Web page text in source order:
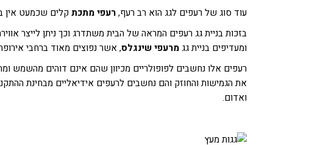
עוד סוג של רעפים לגג הוא רב רעף,רעפי מתכת קלים שכמעט אין
בזכות בניית גג רעפים המראה של הבית משתדרג וכך ניתן לייצר
ומעדיפים בניית גגמרעפי שינגלס, אשר נפוצים מאוד ברחבי
רעפים אלו נחשבים לפופולריים מכיוון שהם אינם דוהים מהשמש
את הגמישות והחוזק והם נחשבים לרעפים אידיאליים מבחינת
ואדום.